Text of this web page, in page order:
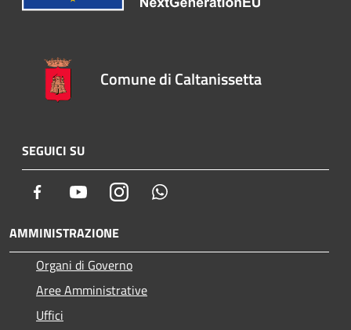
Comune di Caltanissetta
SEGUICI SU
Facebook YoutubeInstagram
AMMINISTRAZIONE
Organi di Governo
Aree Amministrative
Uffici